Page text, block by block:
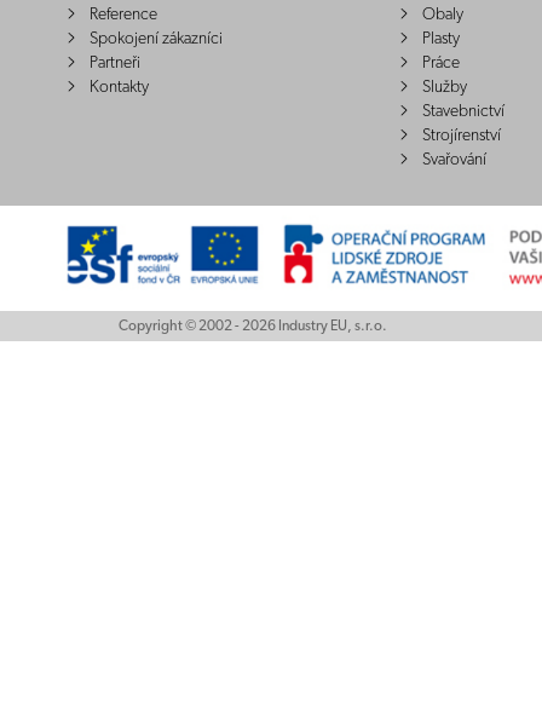
Reference
Spokojení zákazníci
Partneři
Kontakty
Obaly
Plasty
Práce
Služby
Stavebnictví
Strojírenství
Svařování
Copyright © 2002 - 2026 Industry EU, s.r.o.